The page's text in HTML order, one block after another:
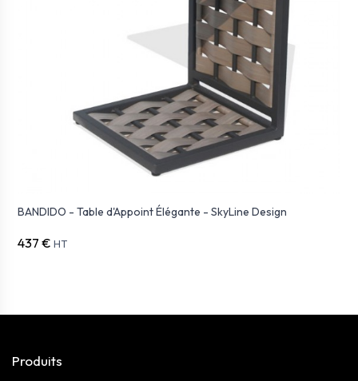
BANDIDO - Table d'Appoint Élégante - SkyLine Design
437 € HT
Produits